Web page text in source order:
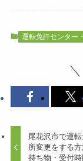
運転免許センター
尾花沢市で運
所変更をする
持ち物・受付